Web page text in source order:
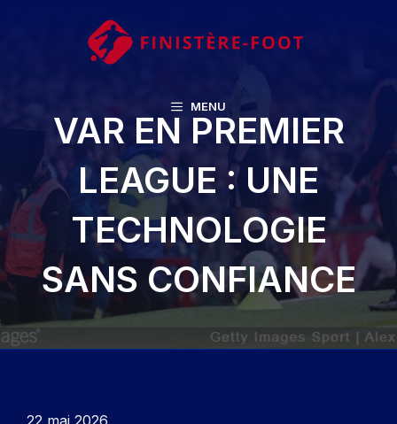
MENU
VAR EN PREMIER
LEAGUE : UNE
TECHNOLOGIE
SANS CONFIANCE
22 mai 2026